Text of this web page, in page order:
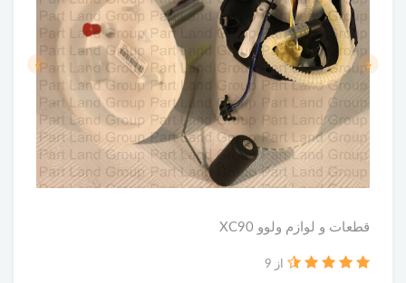
قطعات و لوازم ولوو XC90
از 9